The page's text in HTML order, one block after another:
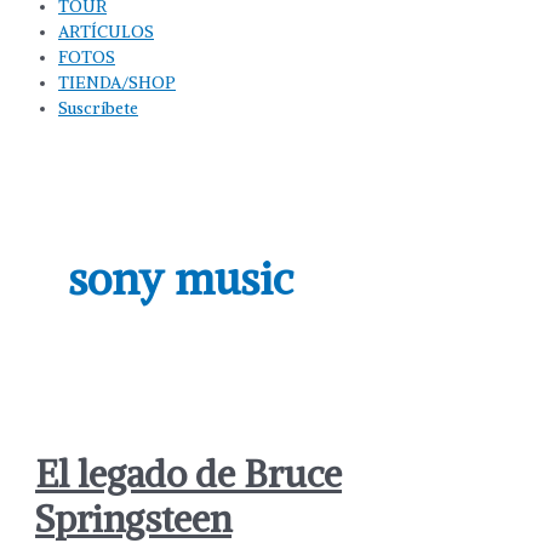
TOUR
ARTÍCULOS
FOTOS
TIENDA/SHOP
Suscríbete
sony music
El legado de Bruce
Springsteen